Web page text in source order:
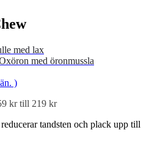
med lax
med öronmussla
)
kr till 219 kr
tandsten och plack upp till